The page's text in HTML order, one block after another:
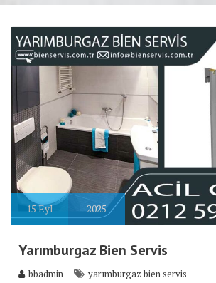
15Eyl 2025
Yarımburgaz Bien Servis
bbadmin yarımburgaz bien servis